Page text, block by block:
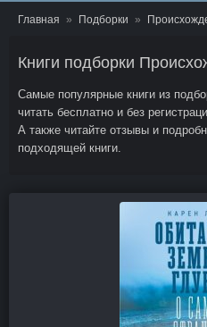
Главная Подборки
Книги подборки
Самые популярные книги из
читать бесплатно и без
А также читайте отзывы и
подходящей книги.